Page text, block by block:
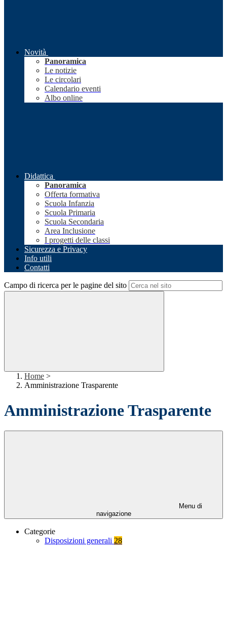
Novità
Panoramica
Le notizie
Le circolari
Calendario eventi
Albo online
Didattica
Panoramica
Offerta formativa
Scuola Infanzia
Scuola Primaria
Scuola Secondaria
Area Inclusione
I progetti delle classi
Sicurezza e Privacy
Info utili
Contatti
Campo di ricerca per le pagine del sito
Home >
Amministrazione Trasparente
Amministrazione Trasparente
Menu di
navigazione
Categorie
Disposizioni generali 28